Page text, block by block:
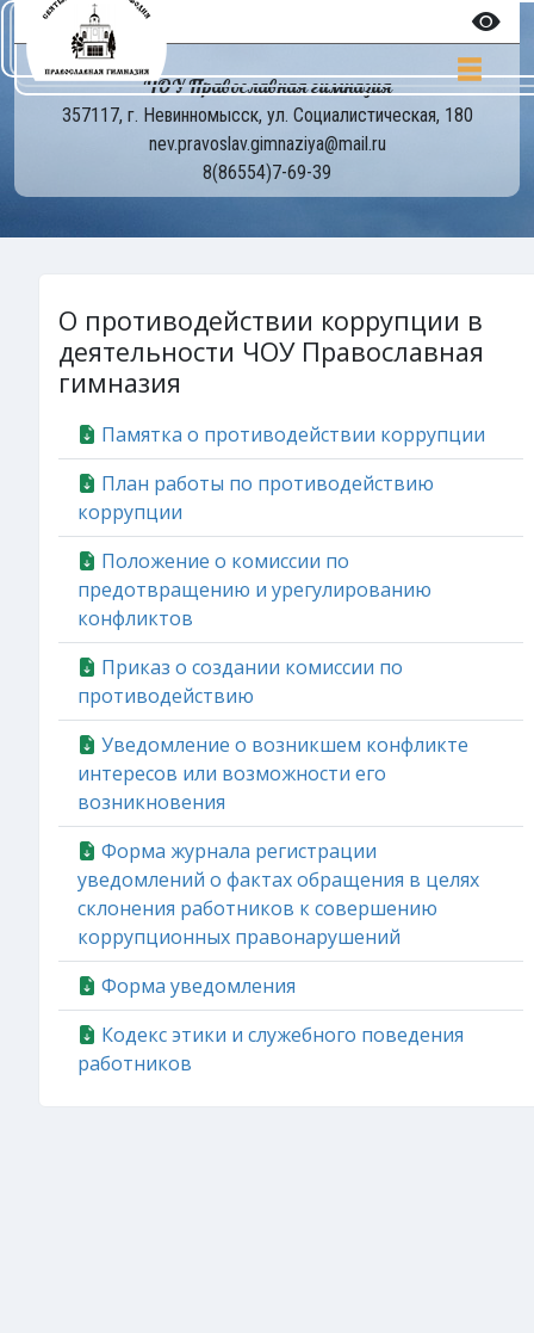
ЧОУ Православная гимназия
357117, г. Невинномысск, ул. Социалистическая, 180
nev.pravoslav.gimnaziya@mail.ru
8(86554)7-69-39
О противодействии коррупции в
деятельности ЧОУ Православная
гимназия
Памятка о противодействии коррупции
План работы по противодействию
коррупции
Положение о комиссии по
предотвращению и урегулированию
конфликтов
Приказ о создании комиссии по
противодействию
Уведомление о возникшем конфликте
интересов или возможности его
возникновения
Форма журнала регистрации
уведомлений о фактах обращения в целях
склонения работников к совершению
коррупционных правонарушений
Форма уведомления
Кодекс этики и служебного поведения
работников